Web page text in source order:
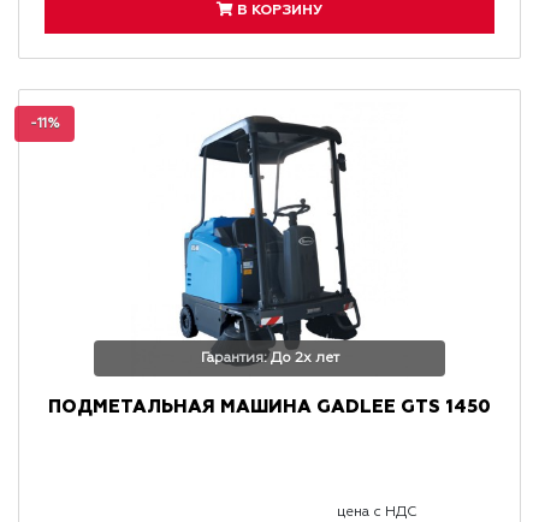
В КОРЗИНУ
-11%
Гарантия: До 2х лет
ПОДМЕТАЛЬНАЯ МАШИНА GADLEE GTS 1450
цена с НДС